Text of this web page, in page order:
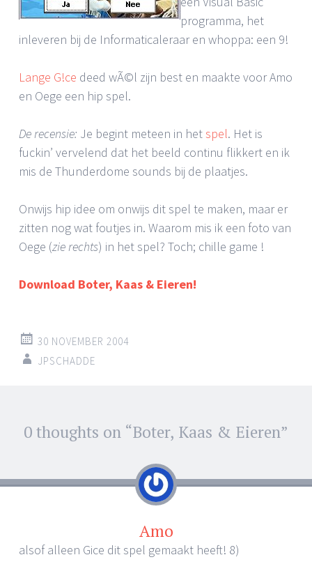
programma, het
inleveren bij de Informaticaleraar en whoppa: een 9!
Lange G!ce deed wÃ©l zijn best en maakte voor Amo
en Oege een hip spel.
De recensie: Je begint meteen in hetspel. Het is
fuckin’ vervelend dat het beeld continu flikkert en ik
mis de Thunderdome sounds bij de plaatjes.
Onwijs hip idee om onwijs dit spel te maken, maar er
zitten nog wat foutjes in. Waarom mis ik een foto van
Oege (zie rechts) in het spel? Toch; chille game !
Download Boter, Kaas & Eieren!
30 NOVEMBER 2004
JPSCHADDE
Post navigation
0 thoughts on “Boter, Kaas & Eieren”
Amo
alsof alleen Gice dit spel gemaakt heeft! 8)